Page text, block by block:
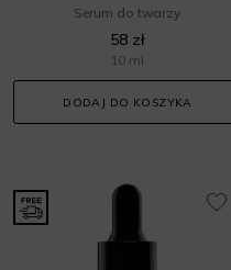
Serum do twarzy
58 zł
10 ml
DODAJ DO KOSZYKA